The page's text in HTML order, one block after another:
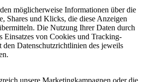
möglicherweise Informationen über die
Shares und Klicks, die diese Anzeigen
Die Nutzung Ihrer Daten durch
Einsatzes von Cookies und Tracking-
den Datenschutzrichtlinien des jeweils
unsere Marketingkampagnen oder die